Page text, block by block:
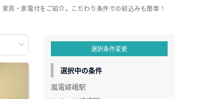
具・家電付をご紹介。こだわり条件での絞込みも簡単！
選択条件変更
選択中の条件
嵐電嵯峨駅